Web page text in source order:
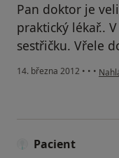
Pan doktor je
praktický lékař..
sestřičku. Vřele
14. března 2012 • • •
Pacient